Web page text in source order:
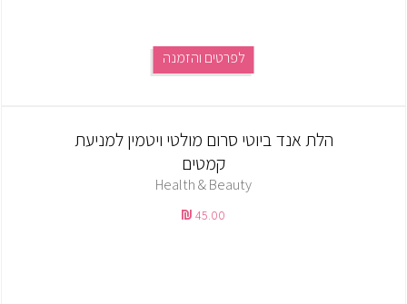
לפרטים והזמנה
הלת אנד ביוטי סרום מולטי ויטמין למניעת
קמטים
Health & Beauty
45.00